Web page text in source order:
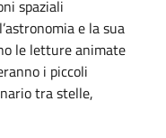
spaziali
e la sua
le letture animate
i piccoli
tra stelle,